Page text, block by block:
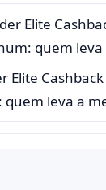
Elite
quem leva a